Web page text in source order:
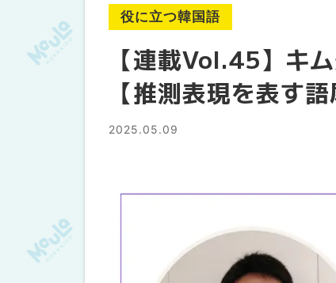
役に立つ韓国語
【連載Vol.45】キ
【推測表現を表す
2025.05.09